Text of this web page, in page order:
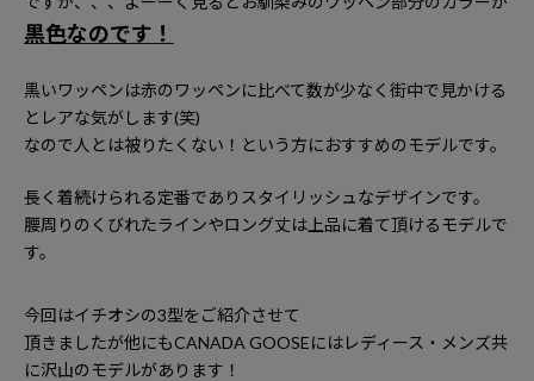
黒色なのです！
黒いワッペンは赤のワッペンに比べて数が少なく街中で見かける
とレアな気がします(笑)
なので人とは被りたくない！という方におすすめのモデルです。
長く着続けられる定番でありスタイリッシュなデザインです。
腰周りのくびれたラインやロング丈は上品に着て頂けるモデルで
す。
今回はイチオシの3型をご紹介させて
頂きましたが他にもCANADA GOOSEにはレディース・メンズ共
に沢山のモデルがあります！